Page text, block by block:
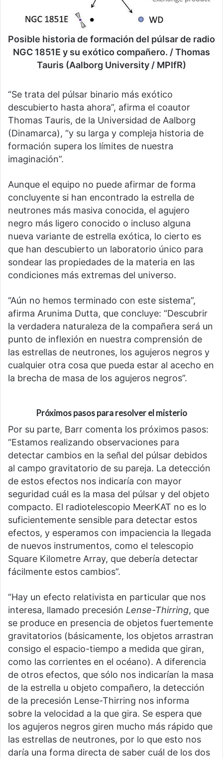
Posible historia de formación del púlsar de radio
NGC 1851E y su exótico compañero. / Thomas
Tauris (Aalborg University / MPIfR)
“Se trata del púlsar binario más exótico
descubierto hasta ahora”, afirma el coautor
Thomas Tauris, de la Universidad de Aalborg
(Dinamarca), “y su larga y compleja historia de
formación supera los límites de nuestra
imaginación”.
Aunque el equipo no puede afirmar de forma
concluyente si han encontrado la estrella de
neutrones más masiva conocida, el agujero
negro más ligero conocido o incluso alguna
nueva variante de estrella exótica, lo cierto es
que han descubierto un laboratorio único para
sondear las propiedades de la materia en las
condiciones más extremas del universo.
“Aún no hemos terminado con este sistema”,
afirma Arunima Dutta, que concluye: “Descubrir
la verdadera naturaleza de la compañera será un
punto de inflexión en nuestra comprensión de
las estrellas de neutrones, los agujeros negros y
cualquier otra cosa que pueda estar al acecho en
la brecha de masa de los agujeros negros”.
Próximos pasos para resolver el misterio
Por su parte, Barr comenta los próximos pasos:
“Estamos realizando observaciones para
detectar cambios en la señal del púlsar debidos
al campo gravitatorio de su pareja. La detección
de estos efectos nos indicaría con mayor
seguridad cuál es la masa del púlsar y del objeto
compacto. El radiotelescopio MeerKAT no es lo
suficientemente sensible para detectar estos
efectos, y esperamos con impaciencia la llegada
de nuevos instrumentos, como el telescopio
Square Kilometre Array, que debería detectar
fácilmente estos cambios”.
“Hay un efecto relativista en particular que nos
interesa, llamado precesión Lense-Thirring, que
se produce en presencia de objetos fuertemente
gravitatorios (básicamente, los objetos arrastran
consigo el espacio-tiempo a medida que giran,
como las corrientes en el océano). A diferencia
de otros efectos, que sólo nos indicarían la masa
de la estrella u objeto compañero, la detección
de la precesión Lense-Thirring nos informa
sobre la velocidad a la que gira. Se espera que
los agujeros negros giren mucho más rápido que
las estrellas de neutrones, por lo que esto nos
daría una forma directa de saber cuál de los dos